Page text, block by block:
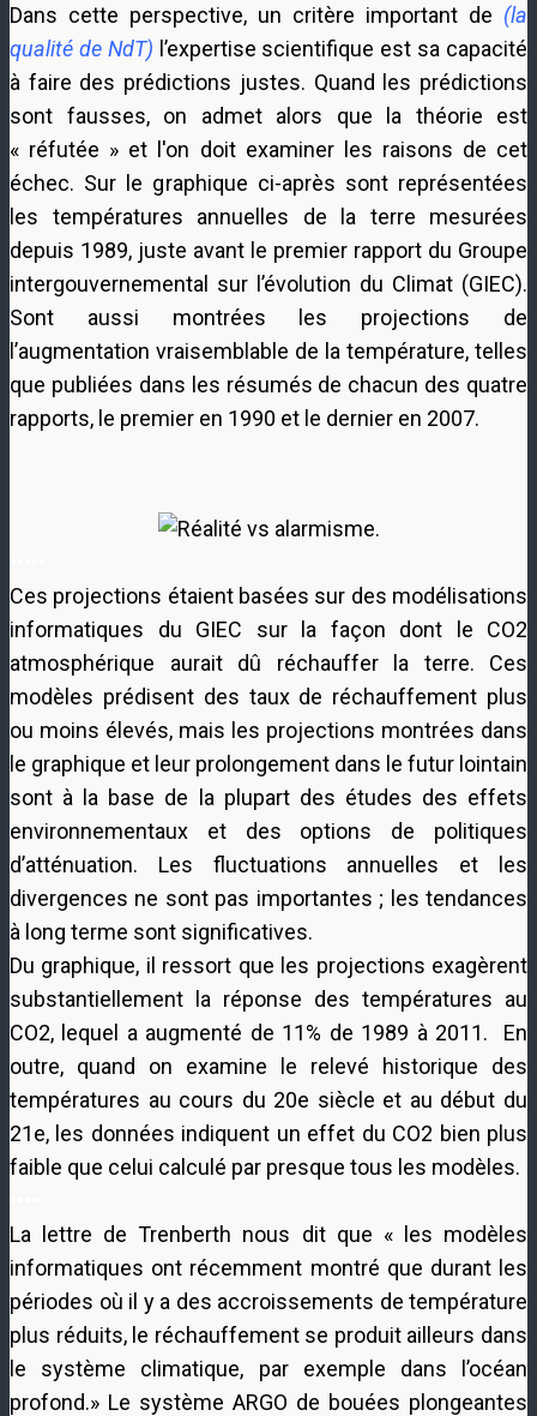
Dans cette perspective, un critère important de (la
qualité de NdT) l’expertise scientifique est sa capacité
à faire des prédictions justes. Quand les prédictions
sont fausses, on admet alors que la théorie est
« réfutée » et l'on doit examiner les raisons de cet
échec. Sur le graphique ci-après sont représentées
les températures annuelles de la terre mesurées
depuis 1989, juste avant le premier rapport du Groupe
intergouvernemental sur l’évolution du Climat (GIEC).
Sont aussi montrées les projections de
l’augmentation vraisemblable de la température, telles
que publiées dans les résumés de chacun des quatre
rapports, le premier en 1990 et le dernier en 2007.
Ces projections étaient basées sur des modélisations
informatiques du GIEC sur la façon dont le CO2
atmosphérique aurait dû réchauffer la terre. Ces
modèles prédisent des taux de réchauffement plus
ou moins élevés, mais les projections montrées dans
le graphique et leur prolongement dans le futur lointain
sont à la base de la plupart des études des effets
environnementaux et des options de politiques
d’atténuation. Les fluctuations annuelles et les
divergences ne sont pas importantes ; les tendances
à long terme sont significatives.
Du graphique, il ressort que les projections exagèrent
substantiellement la réponse des températures au
CO2, lequel a augmenté de 11% de 1989 à 2011. En
outre, quand on examine le relevé historique des
températures au cours du 20e siècle et au début du
21e, les données indiquent un effet du CO2 bien plus
faible que celui calculé par presque tous les modèles.
La lettre de Trenberth nous dit que « les modèles
informatiques ont récemment montré que durant les
périodes où il y a des accroissements de température
plus réduits, le réchauffement se produit ailleurs dans
le système climatique, par exemple dans l’océan
profond.» Le système ARGO de bouées plongeantes